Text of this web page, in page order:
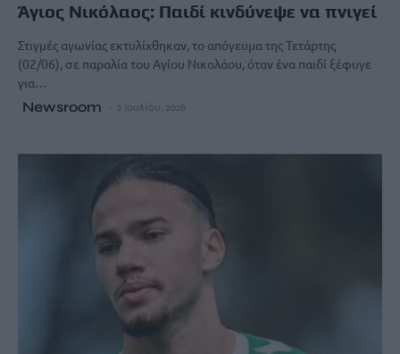
Άγιος Νικόλαος: Παιδί κινδύνεψε να πνιγεί
Στιγμές αγωνίας εκτυλίχθηκαν, το απόγευμα της Τετάρτης
(02/06), σε παραλία του Αγίου Νικολάου, όταν ένα παιδί ξέφυγε
για…
Newsroom 2 Ιουλίου, 2026